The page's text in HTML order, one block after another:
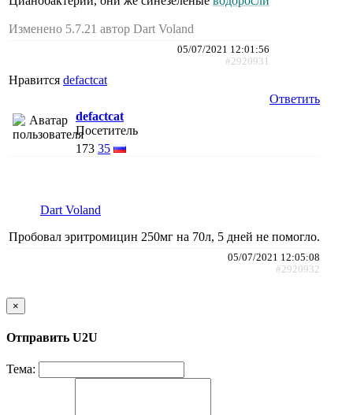
Изменено 5.7.21 автор Dart Voland
05/07/2021 12:01:56
#2920931
Нравится defactcat
Ответить
defactcat
Посетитель
173 35
Dart Voland
Пробовал эритромицин 250мг на 70л, 5 дней не помогло.
05/07/2021 12:05:08
#2920932
×
Отправить U2U
Тема: